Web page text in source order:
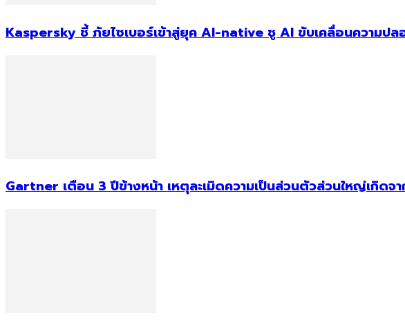
Kaspersky ชี้ ภัยไซเบอร์เข้าสู่ยุค AI-native ชู AI ขับเคลื่อนความป
Gartner เตือน 3 ปีข้างหน้า เหตุละเมิดความเป็นส่วนตัวส่วนใหญ่เกิด